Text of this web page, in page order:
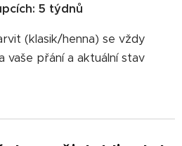
5 týdnů
(klasik/henna) se vždy
vaše přání a aktuální stav